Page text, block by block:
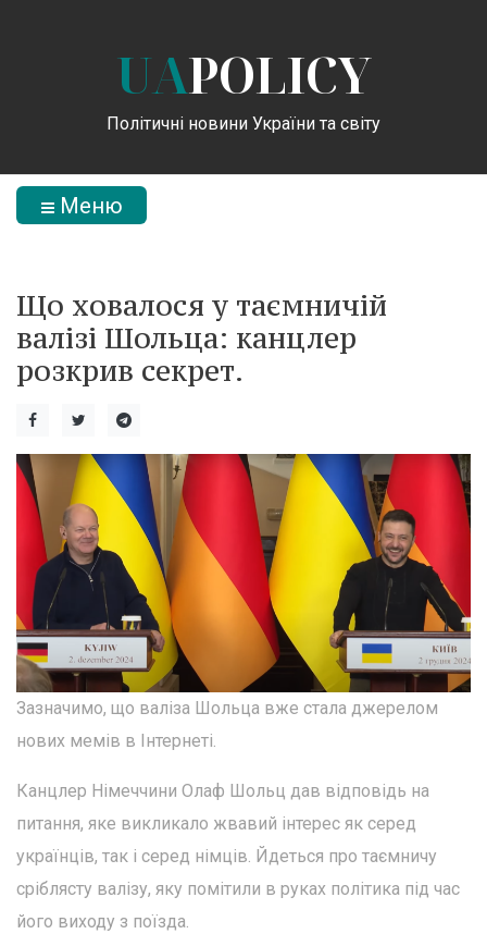
UAPOLICY
Політичні новини України та світу
Меню
Що ховалося у таємничій
валізі Шольца: канцлер
розкрив секрет.
Зазначимо, що валіза Шольца вже стала джерелом
нових мемів в Інтернеті.
Канцлер Німеччини Олаф Шольц дав відповідь на
питання, яке викликало жвавий інтерес як серед
українців, так і серед німців. Йдеться про таємничу
сріблясту валізу, яку помітили в руках політика під час
його виходу з поїзда.